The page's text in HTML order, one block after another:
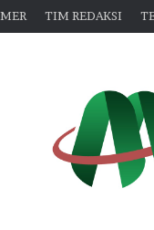
TIM REDAKSI